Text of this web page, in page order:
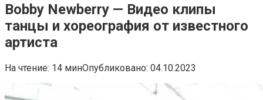
Bobby Newberry — Видео клипы
танцы и хореография от известного
артиста
На чтение: 14 минОпубликовано: 04.10.2023